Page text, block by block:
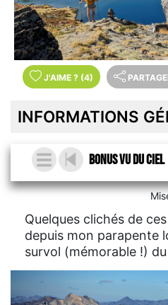
J'AIME ? (4)
INFORMATIONS
Bonus vu du ciel
Quelques clichés de
depuis mon parapente
survol (mémorable !)